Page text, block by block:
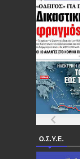
Ο.Σ.Υ.Ε.